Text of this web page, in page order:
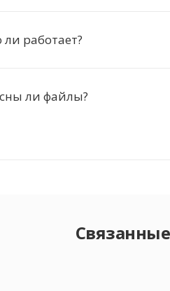
ли работает?
ли файлы?